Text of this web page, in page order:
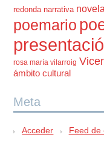
redonda narrativa novela
poemario
rosa maría vilarroig
ámbito cultural
Meta
Acceder Feed de